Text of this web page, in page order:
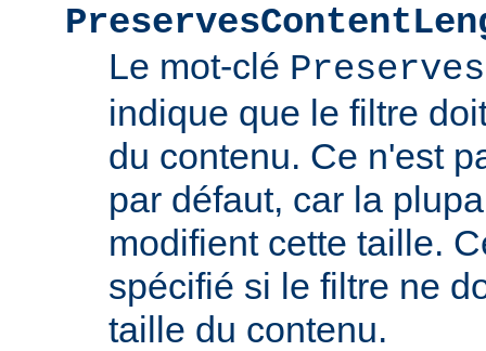
Le mot-clé
indique que le filtre
du contenu. Ce n'est
par défaut, car la
modifient cette taille.
spécifié si le filtre ne
taille du contenu.